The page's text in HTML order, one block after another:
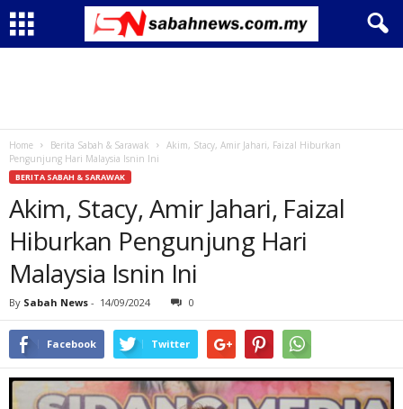
Home Berita Sabah & Sarawak
Akim, Stacy, Amir Jahari, Faizal Hiburkan
Pengunjung Hari Malaysia Isnin Ini
BERITA SABAH & SARAWAK
Akim, Stacy, Amir Jahari, Faizal
Hiburkan Pengunjung Hari
Malaysia Isnin Ini
By Sabah News - 14/09/2024 0
Facebook Twitter